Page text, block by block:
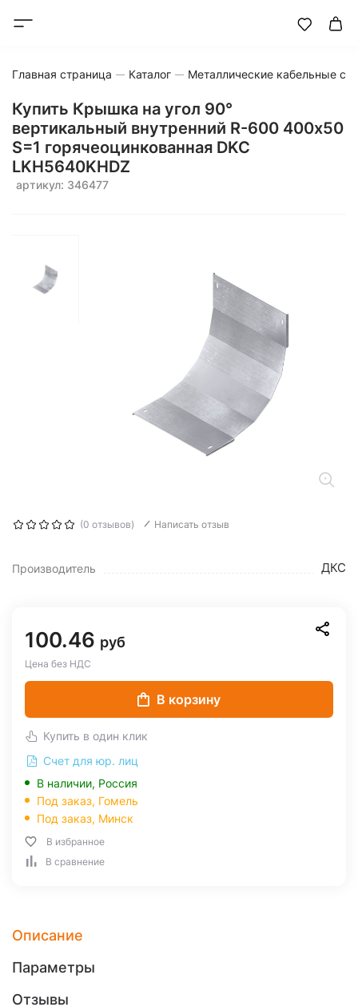
Главная страница Каталог Металлические кабельные
Купить Крышка на угол 90°
вертикальный внутренний R-600 400х50
S=1 горячеоцинкованная DKC
LKH5640KHDZ
артикул: 346477
(0 отзывов) Написать отзыв
Производитель ДКС
100.46 руб
Цена без НДС
В корзину
Купить в один клик
Счет для юр. лиц
В наличии, Россия
Под заказ, Гомель
Под заказ, Минск
В избранное
В сравнение
Описание
Параметры
Отзывы